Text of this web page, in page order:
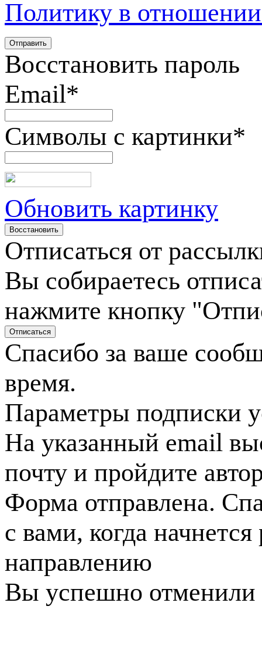
Политику в
Восстановить пароль
Email*
Символы с картинки*
Обновить картинку
Отписаться от
Вы собираетесь
нажмите кнопку
Спасибо за ваше
время.
Параметры подписки
На указанный email
почту и пройдите
Форма отправлена.
с вами, когда
направлению
Вы успешно отменили